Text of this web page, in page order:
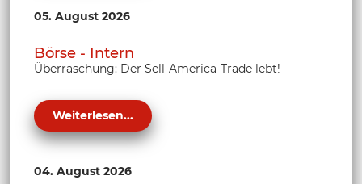
05. August 2026
Börse - Intern
Überraschung: Der Sell-America-Trade lebt!
Weiterlesen...
04. August 2026